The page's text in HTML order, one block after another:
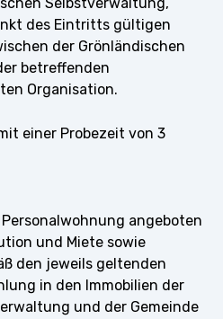
Selbstverwaltung,
des Eintritts gültigen
der Grönländischen
betreffenden
Organisation.
einer Probezeit von 3
angeboten
und Miete sowie
den jeweils geltenden
in den Immobilien der
und der Gemeinde